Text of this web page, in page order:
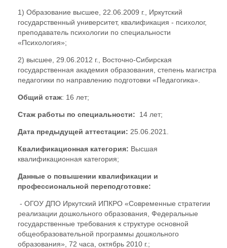
1) Образование высшее, 22.06.2009 г., Иркутский
государственный университет, квалификация - психолог,
преподаватель психологии по специальности
«Психология»;
2) высшее, 29.06.2012 г., Восточно-Сибирская
государственная академия образования, степень магистра
педагогики по направлению подготовки «Педагогика».
Общий стаж: 16 лет;
Стаж работы по специальности: 14 лет;
Дата предыдущей аттестации: 25.06.2021.
Квалификационная категория: Высшая
квалификационная категория;
Данные о повышении квалификации и
профессиональной переподготовке:
- ОГОУ ДПО Иркутский ИПКРО «Современные стратегии
реализации дошкольного образования, Федеральные
государственные требования к структуре основной
общеобразовательной программы дошкольного
образования», 72 часа, октябрь 2010 г.;